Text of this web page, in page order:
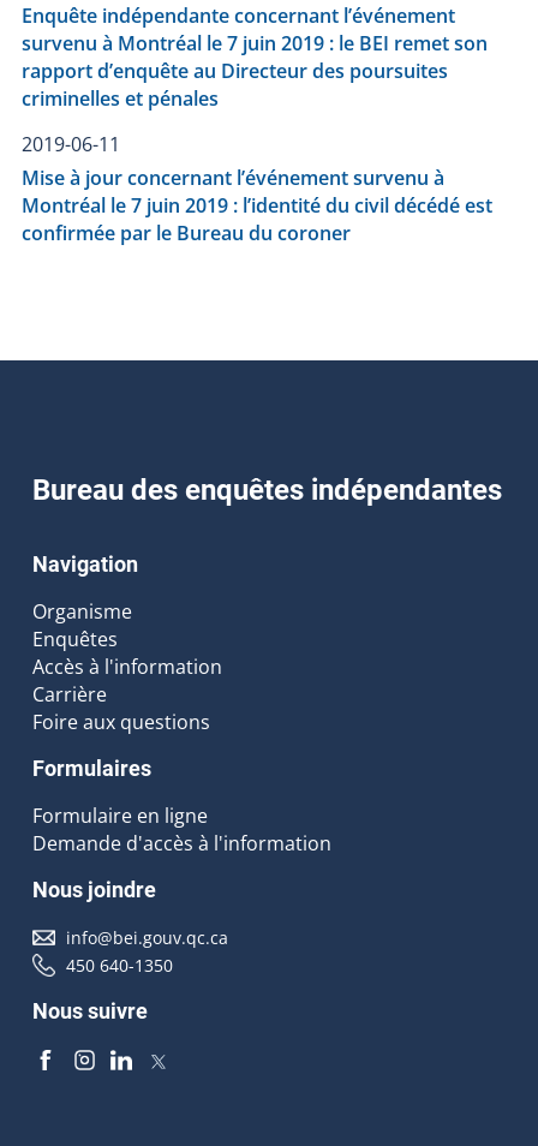
Enquête indépendante concernant l’événement
survenu à Montréal le 7 juin 2019 : le BEI remet son
rapport d’enquête au Directeur des poursuites
criminelles et pénales
2019-06-11
Mise à jour concernant l’événement survenu à
Montréal le 7 juin 2019 : l’identité du civil décédé est
confirmée par le Bureau du coroner
Bureau des enquêtes indépendantes
Navigation
Organisme
Enquêtes
Accès à l'information
Carrière
Foire aux questions
Formulaires
Formulaire en ligne
Demande d'accès à l'information
Nous joindre
info@bei.gouv.qc.ca
450 640-1350
Nous suivre